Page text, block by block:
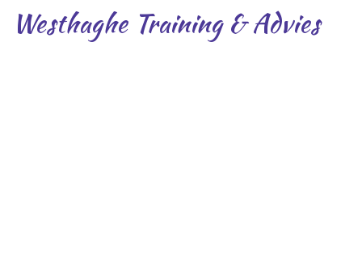
Westhaghe Training & Advies